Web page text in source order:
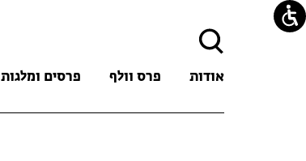
חיפוש:
אודות פרס וולף פרסים ומלגות